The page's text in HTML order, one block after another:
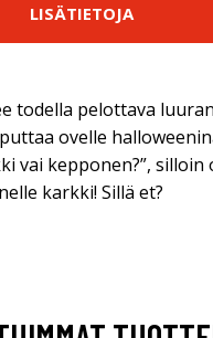
LISÄTIETOJA
todella pelottava
ovelle
vai kepponen?”, silloin
karkki! Sillä et?